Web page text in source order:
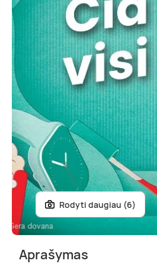
Rodyti daugiau (6)
Aprašymas